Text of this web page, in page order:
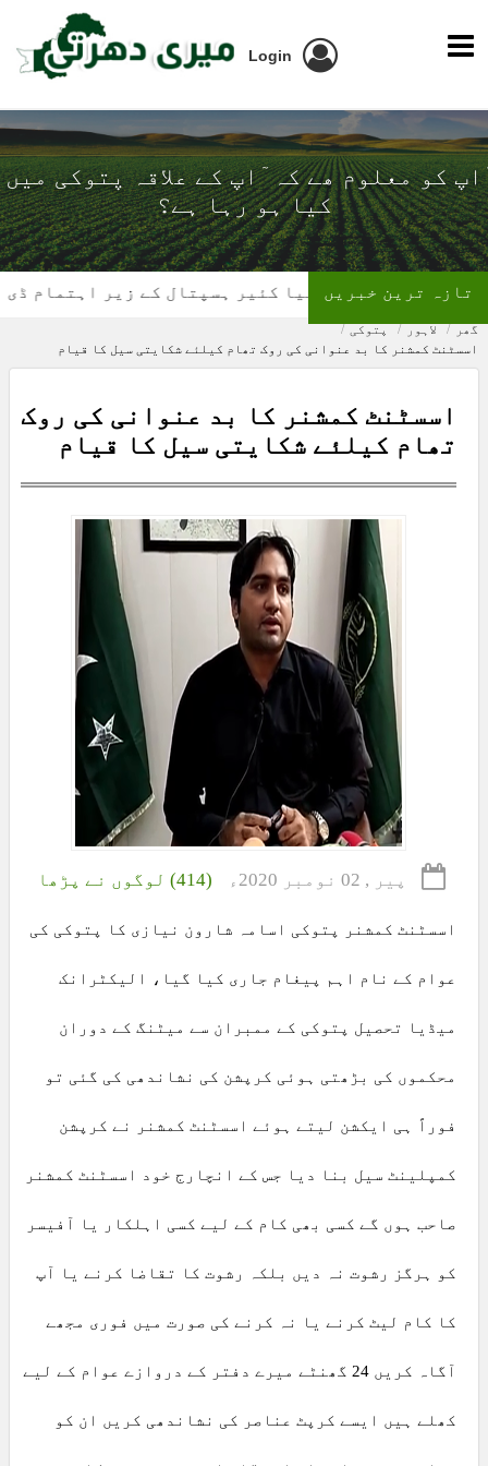
Login
ٓاپ کو معلوم ھے کہ ٓاپ کے علاقہ پتوکی میں
کیا ہو رہا ہے؟
تھیلیسیمیا کئیر ہسپتال کے زیر اہتمام ڈی ایس
تازہ ترین خبریں
گھر لاہور
پتوکی
اسسٹنٹ کمشنر کا بد عنوانی کی روک تھام کیلئے شکایتی سیل کا قیام
اسسٹنٹ کمشنر کا بد عنوانی کی روک
تھام کیلئے شکایتی سیل کا قیام
پیر , 02 نومبر 2020ء (414) لوگوں نے پڑھا
اسسٹنٹ کمشنر پتوکی اسامہ شارون نیازی کا پتوکی کی
عوام کے نام اہم پیغام جاری کیا گیا، الیکٹرانک
میڈیا تحصیل پتوکی کے ممبران سے میٹنگ کے دوران
محکموں کی بڑھتی ہوئی کرپشن کی نشاندھی کی گئی تو
فوراً ہی ایکشن لیتے ہوئے اسسٹنٹ کمشنر نے کرپشن
کمپلینٹ سیل بنا دیا جس کے انچارج خود اسسٹنٹ کمشنر
صاحب ہوں گے کسی بھی کام کے لیے کسی اہلکار یا آفیسر
کو ہرگز رشوت نہ دیں بلکہ رشوت کا تقاضا کرنے یا آپ
کا کام لیٹ کرنے یا نہ کرنے کی صورت میں فوری مجھے
آگاہ کریں 24 گھنٹے میرے دفتر کے دروازے عوام کے لیے
کھلے ہیں ایسے کرپٹ عناصر کی نشاندھی کریں ان کو